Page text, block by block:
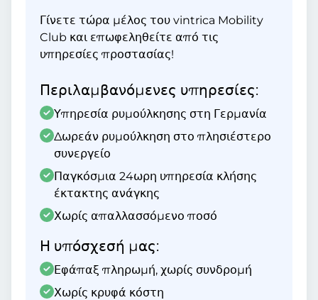
Γίνετε τώρα μέλος του vintrica Mobility
Club και επωφεληθείτε από τις
υπηρεσίες προστασίας!
Περιλαμβανόμενες υπηρεσίες:
Υπηρεσία ρυμούλκησης στη Γερμανία
Δωρεάν ρυμούλκηση στο πλησιέστερο
συνεργείο
Παγκόσμια 24ωρη υπηρεσία κλήσης
έκτακτης ανάγκης
Χωρίς απαλλασσόμενο ποσό
Η υπόσχεσή μας:
Εφάπαξ πληρωμή, χωρίς συνδρομή
Χωρίς κρυφά κόστη